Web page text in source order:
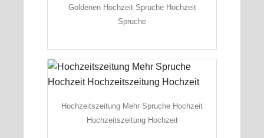
Goldenen Hochzeit Spruche Hochzeit
Spruche
Hochzeitszeitung Mehr Spruche Hochzeit
Hochzeitszeitung Hochzeit